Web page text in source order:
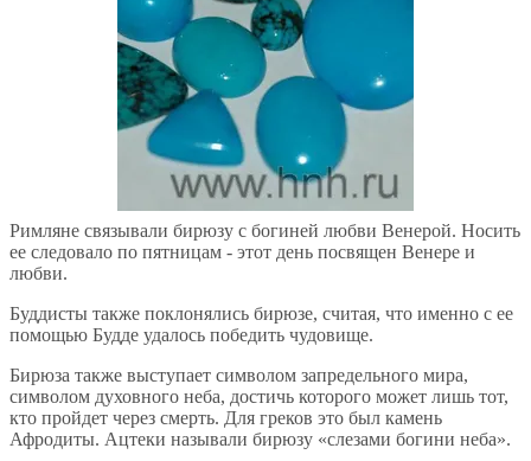
Римляне связывали бирюзу с богиней любви Венерой. Носить
ее следовало по пятницам - этот день посвящен Венере и
любви.
Буддисты также поклонялись бирюзе, считая, что именно с ее
помощью Будде удалось победить чудовище.
Бирюза также выступает символом запредельного мира,
символом духовного неба, достичь которого может лишь тот,
кто пройдет через смерть. Для греков это был камень
Афродиты. Ацтеки называли бирюзу «слезами богини неба».